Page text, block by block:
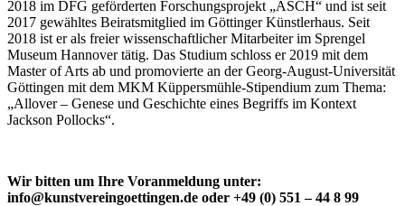
2018 im DFG geförderten Forschungsprojekt „ASCH“ und ist seit
2017 gewähltes Beiratsmitglied im Göttinger Künstlerhaus. Seit
2018 ist er als freier wissenschaftlicher Mitarbeiter im Sprengel
Museum Hannover tätig. Das Studium schloss er 2019 mit dem
Master of Arts ab und promovierte an der Georg-August-Universität
Göttingen mit dem MKM Küppersmühle-Stipendium zum Thema:
„Allover – Genese und Geschichte eines Begriffs im Kontext
Jackson Pollocks“.
Wir bitten um Ihre Voranmeldung unter:
info@kunstvereingoettingen.de oder +49 (0) 551 – 44 8 99